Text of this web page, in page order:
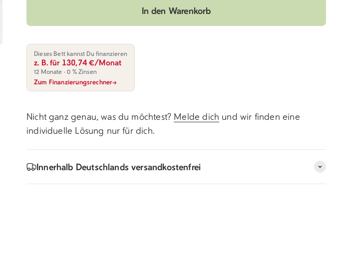
In den Warenkorb
Dieses Bett kannst Du finanzieren
z. B. für 130,74 €/Monat
12 Monate · 0 % Zinsen
Zum Finanzierungsrechner→
Nicht ganz genau, was du möchtest? Melde dich und wir finden eine
individuelle Lösung nur für dich.
Innerhalb Deutschlands versandkostenfrei